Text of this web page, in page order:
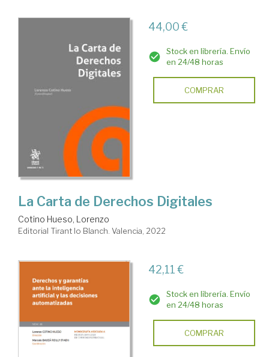
44,00 €
Stock en librería. Envío
en 24/48 horas
COMPRAR
La Carta de Derechos Digitales
Cotino Hueso, Lorenzo
Editorial Tirant lo Blanch. Valencia, 2022
42,11 €
Stock en librería. Envío
en 24/48 horas
COMPRAR